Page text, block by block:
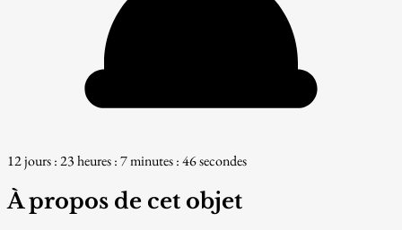
12 jours : 23 heures : 7 minutes : 45 secondes
À propos de cet objet